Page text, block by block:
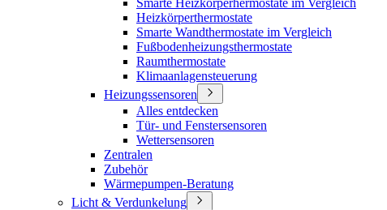
Smarte Heizkörperhermostate im Vergleich
Heizkörperthermostate
Smarte Wandthermostate im Vergleich
Fußbodenheizungsthermostate
Raumthermostate
Klimaanlagensteuerung
Heizungssensoren
Alles entdecken
Tür- und Fenstersensoren
Wettersensoren
Zentralen
Zubehör
Wärmepumpen-Beratung
Licht & Verdunkelung